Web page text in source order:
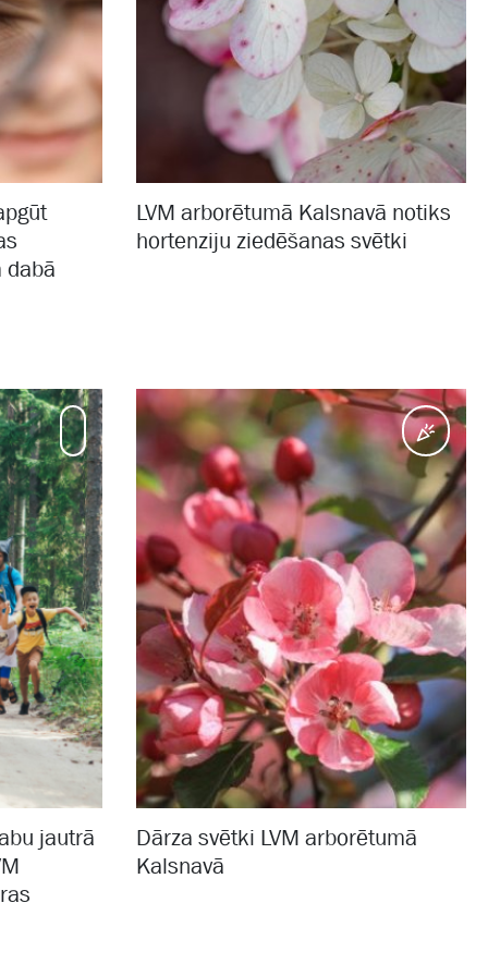
dabā
LVM arborētumā Kalsnavā notiks
hortenziju ziedēšanas svētki
Mammadaba aktuāli
jautrā
Dārza svētki LVM arborētumā
Kalsnavā